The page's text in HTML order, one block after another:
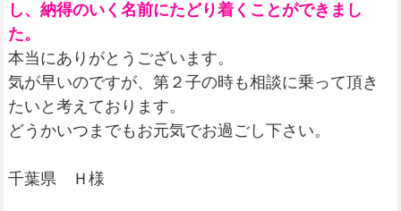
し、納得のいく名前にたどり着くことができまし
た。
本当にありがとうございます。
気が早いのですが、第２子の時も相談に乗って頂き
たいと考えております。
どうかいつまでもお元気でお過ごし下さい。
千葉県 Ｈ様